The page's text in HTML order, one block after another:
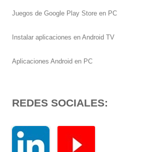
Juegos de Google Play Store en PC
Instalar aplicaciones en Android TV
Aplicaciones Android en PC
REDES SOCIALES: